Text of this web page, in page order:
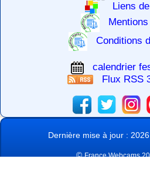
Liens
Conditions
calendrier
Flux RSS
Dernière mise à jour :
©France Webcams